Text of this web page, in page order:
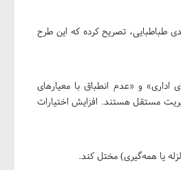
تصریح کرده که این طرح
و «عدم انطباق با معیارهای
مستقل هستند. افزایش اختیارات
یا همه‌گیری) مختل کند.